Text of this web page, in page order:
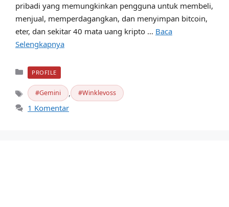
pribadi yang memungkinkan pengguna untuk membeli,
menjual, memperdagangkan, dan menyimpan bitcoin,
eter, dan sekitar 40 mata uang kripto … Baca
Selengkapnya
Kategori
PROFILE
Tag Gemini , Winklevoss
1 Komentar